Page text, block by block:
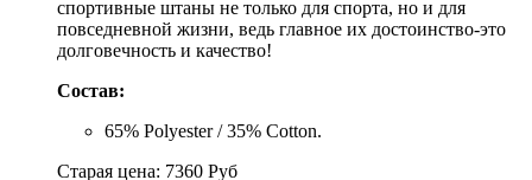
спортивные штаны не только для спорта, но и для
повседневной жизни, ведь главное их достоинство-это
долговечность и качество!
Состав:
65% Polyester / 35% Cotton.
Старая цена: 7360 Руб